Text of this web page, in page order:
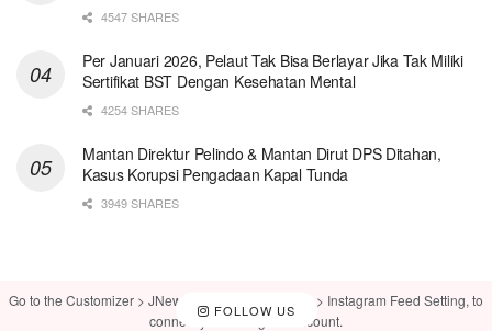
4547 SHARES
Per Januari 2026, Pelaut Tak Bisa Berlayar Jika Tak Miliki
Sertifikat BST Dengan Kesehatan Mental
4254 SHARES
Mantan Direktur Pelindo & Mantan Dirut DPS Ditahan,
Kasus Korupsi Pengadaan Kapal Tunda
3949 SHARES
FOLLOW US
Go to the Customizer > JNews : Social, Like & View > Instagram Feed Setting, to
connect your Instagram account.